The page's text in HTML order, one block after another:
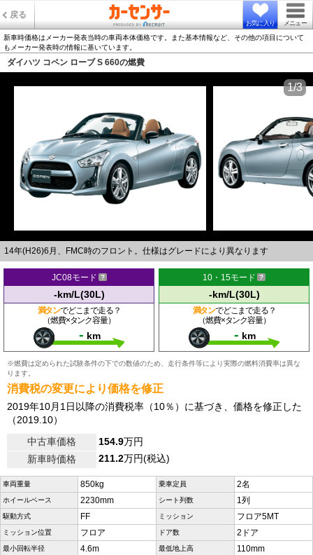
戻る
お気に入り メニュー
新車時価格はメーカー発表当時の車両本体価格です。また基本情報など、その他の項目について
もメーカー発表時の情報に基いています。
ダイハツ コペン ローブ S 660の燃費
14年(H26)6月、FMC時のフロント。仕様はグレードにより異なります
1/3
JC08モード
-km/L(30L)
満タンでどこまで走る？
（燃費×タンク容量）
- km
10・15モード
-km/L(30L)
満タンでどこまで走る？
（燃費×タンク容量）
- km
※燃費は定められた試験条件の下での数値のため、走行条件等により実際の燃料消費率は異な
ります。
消費税の変更により価格を修正
2019年10月1日以降の消費税率（10％）に基づき、価格を修正した
（2019.10）
中古車価格
154.9万円
新車時価格
211.2万円(税込)
車両重量 850kg 乗車定員 2名
ホイールベース 2230mm シート列数 1列
駆動方式 FF ミッション フロア5MT
ミッション位置 フロア ドア数 2ドア
最小回転半径 4.6m 最低地上高 110mm